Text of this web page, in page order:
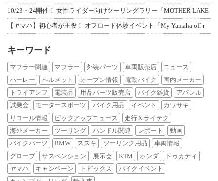
10/23・24開催！ 女性ライダー向けツーリングラリー「MOTHER LAKE
【ヤマハ】初心者が主役！ オフロード体験イベント「My Yamaha off-r
キーワード
マフラー関連 マフラー 外装パーツ 車両販売店
ニュース
ハーレー
ヘルメット オープン情報 電動バイク
国内メーカー
トライアンフ
電装品 用品パーツ販売店 バイク雑貨
アパレル
試乗会
モータースポーツ バイク用品 イベント
カワサキ
リコール情報
ピックアップニュース
走行＆ライテク
海外メーカー
ツーリング ハンドル関連 レポート
動画
バイクパーツ
BMW スズキ ツーリング用品
車両情報
グローブ
サスペンション 展示会 KTM ホンダ
ドゥカティ
ヤマハ
キャンペーン トピックス
バイクイベント